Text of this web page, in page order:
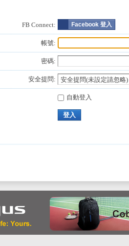
FB Connect: Facebook 登入
帳號:
密碼:
安全提問:
自動登入
登入